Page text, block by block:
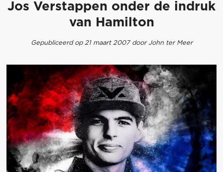
Jos Verstappen onder de indruk
van Hamilton
Gepubliceerd op 21 maart 2007 door John ter Meer